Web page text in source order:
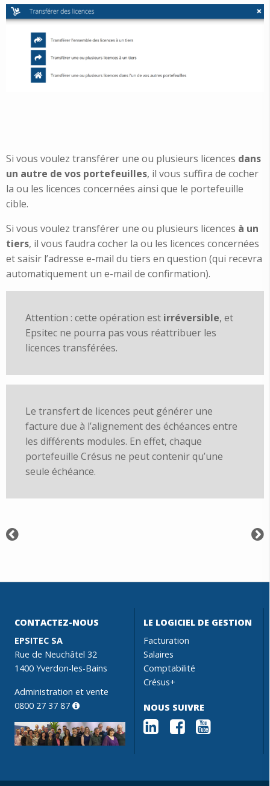
Si vous voulez transférer une ou plusieurs licences dans
un autre de vos portefeuilles, il vous suffira de cocher
la ou les licences concernées ainsi que le portefeuille
cible.
Si vous voulez transférer une ou plusieurs licences à un
tiers, il vous faudra cocher la ou les licences concernées
et saisir l’adresse e-mail du tiers en question (qui recevra
automatiquement un e-mail de confirmation).
Attention : cette opération est irréversible, et
Epsitec ne pourra pas vous réattribuer les
licences transférées.
Le transfert de licences peut générer une
facture due à l’alignement des échéances entre
les différents modules. En effet, chaque
portefeuille Crésus ne peut contenir qu’une
seule échéance.
CONTACTEZ-NOUS
EPSITEC SA
Rue de Neuchâtel 32
1400 Yverdon-les-Bains
Administration et vente
0800 27 37 87
LE LOGICIEL DE GESTION
Facturation
Salaires
Comptabilité
Crésus+
NOUS SUIVRE